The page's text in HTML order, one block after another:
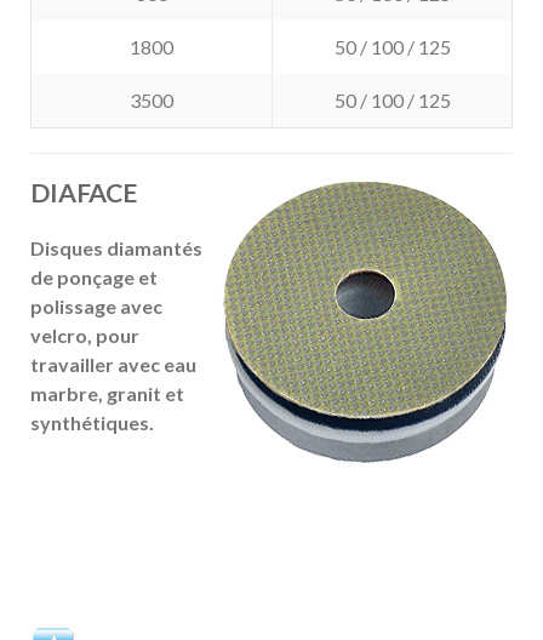
1800 50 / 100 / 125
3500 50 / 100 / 125
DIAFACE
Disques diamantés
de ponçage et
polissage avec
velcro, pour
travailler avec eau
marbre, granit et
synthétiques.